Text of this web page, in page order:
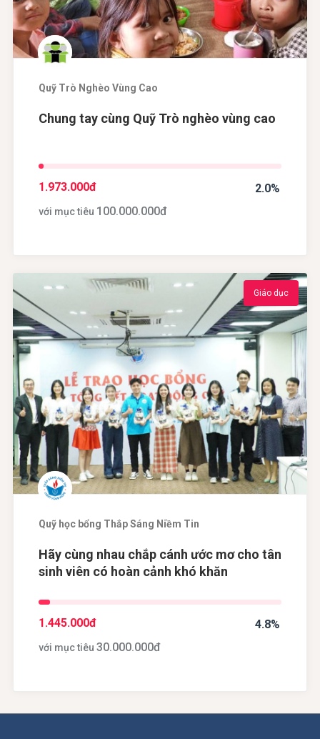
Quỹ Trò Nghèo Vùng Cao
Chung tay cùng Quỹ Trò nghèo vùng cao
2.0%
1.973.000đ
với mục tiêu 100.000.000đ
Giáo dục
Quỹ học bổng Thắp Sáng Niềm Tin
Hãy cùng nhau chắp cánh ước mơ cho tân
sinh viên có hoàn cảnh khó khăn
4.8%
1.445.000đ
với mục tiêu 30.000.000đ